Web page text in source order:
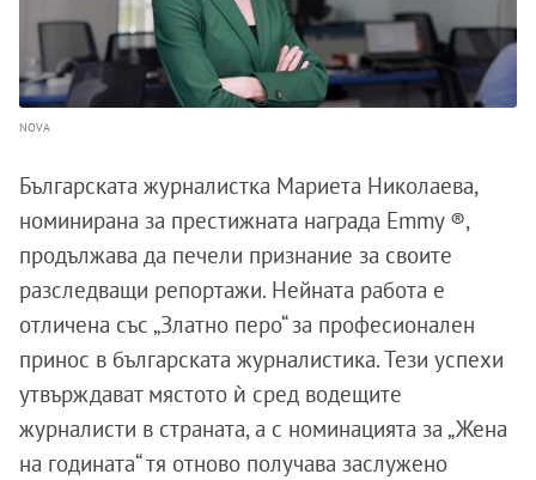
NOVA
Българската журналистка Мариета Николаева,
номинирана за престижната награда Emmy ®,
продължава да печели признание за своите
разследващи репортажи. Нейната работа е
отличена със „Златно перо“ за професионален
принос в българската журналистика. Тези успехи
утвърждават мястото ѝ сред водещите
журналисти в страната, а с номинацията за „Жена
на годината“ тя отново получава заслужено